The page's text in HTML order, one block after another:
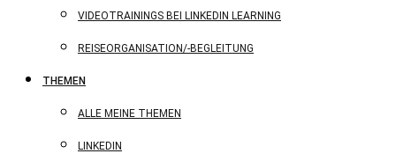
VIDEOTRAININGS BEI LINKEDIN LEARNING
REISEORGANISATION/-BEGLEITUNG
THEMEN
ALLE MEINE THEMEN
LINKEDIN